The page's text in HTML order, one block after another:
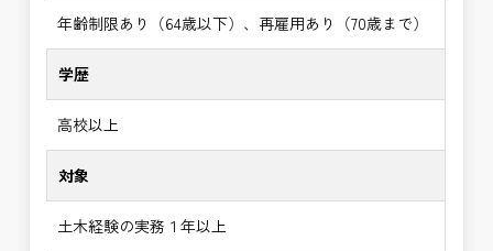
年齢制限あり（64歳以下）、再雇用あり（70歳まで）
学歴
高校以上
対象
土木経験の実務１年以上